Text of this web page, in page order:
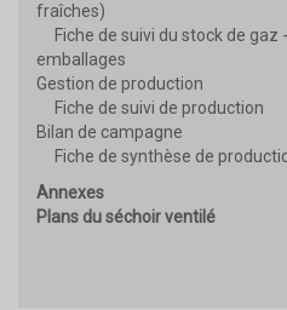
fraîches)
Fiche de suivi du stock de gaz
emballages
Gestion de production
Fiche de suivi de production
Bilan de campagne
Fiche de synthèse de
Annexes
Plans du séchoir ventilé